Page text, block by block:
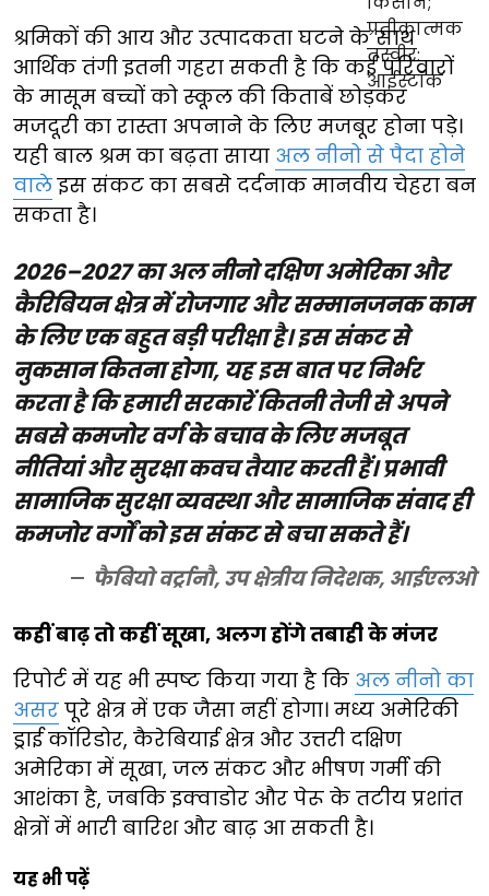
श्रमिकों की आय और उत्पादकता घटने के साथ
आर्थिक तंगी इतनी गहरा सकती है कि कई परिवारों
के मासूम बच्चों को स्कूल की किताबें छोड़कर
मजदूरी का रास्ता अपनाने के लिए मजबूर होना पड़े।
यही बाल श्रम का बढ़ता साया अल नीनो से पैदा होने
वालेइस संकट का सबसे दर्दनाक मानवीय चेहरा बन
सकता है।
2026–2027 का अल नीनो दक्षिण अमेरिका और
कैरिबियन क्षेत्र में रोजगार और सम्मानजनक काम
के लिए एक बहुत बड़ी परीक्षा है। इस संकट से
नुकसान कितना होगा, यह इस बात पर निर्भर
करता है कि हमारी सरकारें कितनी तेजी से अपने
सबसे कमजोर वर्ग के बचाव के लिए मजबूत
नीतियां और सुरक्षा कवच तैयार करती हैं। प्रभावी
सामाजिक सुरक्षा व्यवस्था और सामाजिक संवाद ही
कमजोर वर्गों को इस संकट से बचा सकते हैं।
फैबियो वर्ट्रानौ, उप क्षेत्रीय निदेशक, आईएलओ
कहीं बाढ़ तो कहीं सूखा, अलग होंगे तबाही के मंजर
रिपोर्ट में यह भी स्पष्ट किया गया है कि अल नीनो का
असर पूरे क्षेत्र में एक जैसा नहीं होगा। मध्य अमेरिकी
ड्राई कॉरिडोर, कैरेबियाई क्षेत्र और उत्तरी दक्षिण
अमेरिका में सूखा, जल संकट और भीषण गर्मी की
आशंका है, जबकि इक्वाडोर और पेरू के तटीय प्रशांत
क्षेत्रों में भारी बारिश और बाढ़ आ सकती है।
यह भी पढ़ें